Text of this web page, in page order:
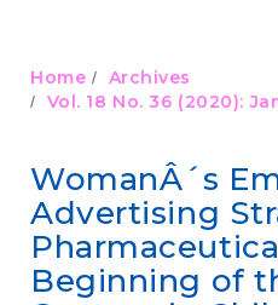
n
n
C
o
n
t
Home
Archives
Vol. 18 No. 36 (2020):
WomanÂ´s
Advertising
Beginning of